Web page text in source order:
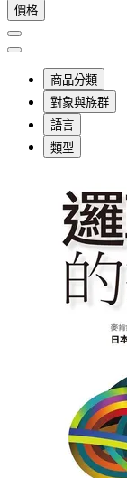
價格
商品分類
對象與族群
語言
類型